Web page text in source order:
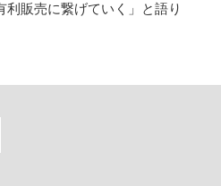
利販売に繋げていく」と語り